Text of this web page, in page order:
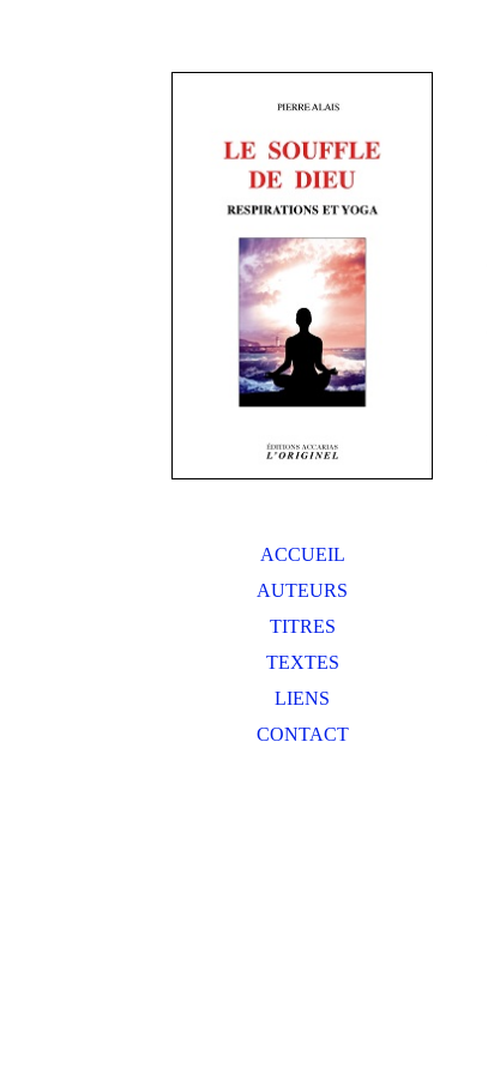
ACCUEIL
AUTEURS
TITRES
TEXTES
LIENS
CONTACT